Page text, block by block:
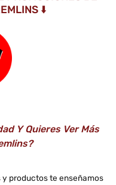
⬇️
Y Quieres Ver Más
productos te enseñamos